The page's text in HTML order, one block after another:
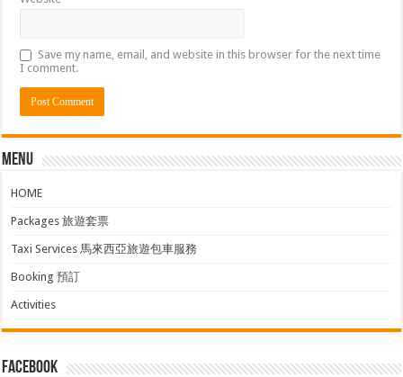
Save my name, email, and website in this browser for the next time
I comment.
Menu
HOME
Packages 旅遊套票
Taxi Services 馬來西亞旅遊包車服務
Booking 預訂
Activities
facebook